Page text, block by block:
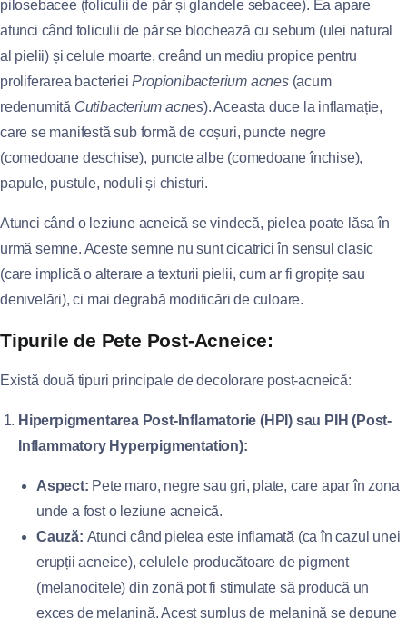
pilosebacee (foliculii de păr și glandele sebacee). Ea apare
atunci când foliculii de păr se blochează cu sebum (ulei natural
al pielii) și celule moarte, creând un mediu propice pentru
proliferarea bacterieiPropionibacterium acnes(acum
redenumită Cutibacterium acnes). Aceasta duce la inflamație,
care se manifestă sub formă de coșuri, puncte negre
(comedoane deschise), puncte albe (comedoane închise),
papule, pustule, noduli și chisturi.
Atunci când o leziune acneică se vindecă, pielea poate lăsa în
urmă semne. Aceste semne nu sunt cicatrici în sensul clasic
(care implică o alterare a texturii pielii, cum ar fi gropițe sau
denivelări), ci mai degrabă modificări de culoare.
Tipurile de Pete Post-Acneice:
Există două tipuri principale de decolorare post-acneică:
Hiperpigmentarea Post-Inflamatorie (HPI) sau PIH (Post-
Inflammatory Hyperpigmentation):
Aspect: Pete maro, negre sau gri, plate, care apar în zona
unde a fost o leziune acneică.
Cauză: Atunci când pielea este inflamată (ca în cazul unei
erupții acneice), celulele producătoare de pigment
(melanocitele) din zonă pot fi stimulate să producă un
exces de melanină. Acest surplus de melanină se depune